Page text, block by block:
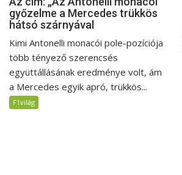
győzelme a Mercedes trükkös
hátsó szárnyával
Kimi Antonelli monacói pole-pozíciója
több tényező szerencsés
együttállásának eredménye volt, ám
a Mercedes egyik apró, trükkös...
F1világ